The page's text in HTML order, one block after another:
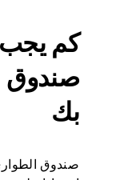
كم
صندوق
بك
صندوق